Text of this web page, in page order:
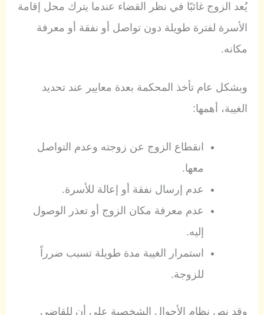
يُعد الزوج غائبًا في نظر القضاء عندما يترك محل إقامة
الأسرة لفترة طويلة دون تواصل أو نفقة أو معرفة
مكانه.
وبشكل عام تأخذ المحكمة بعدة معايير عند تحديد
الغيبة، أهمها:
انقطاع الزوج عن زوجته وعدم التواصل
معها.
عدم إرسال نفقة أو إعالة للأسرة.
عدم معرفة مكان الزوج أو تعذر الوصول
إليه.
استمرار الغيبة مدة طويلة تسبب ضرراً
للزوجة.
وقد نص نظام الأحوال الشخصية على أن للقاضي